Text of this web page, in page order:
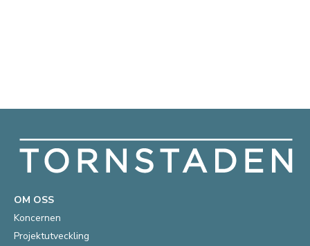
OM OSS
Koncernen
Projektutveckling